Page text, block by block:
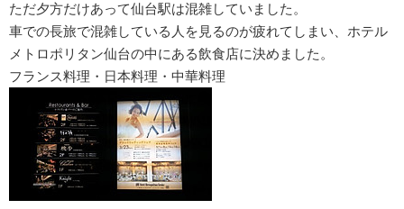
ただ夕方だけあって仙台駅は混雑していました。
車での長旅で混雑している人を見るのが疲れてしまい、ホテル
メトロポリタン仙台の中にある飲食店に決めました。
フランス料理・日本料理・中華料理